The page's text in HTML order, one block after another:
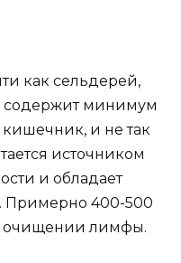
как сельдерей,
содержит минимум
кишечник, и не так
источником
и обладает
Примерно 400-500
очищении лимфы.